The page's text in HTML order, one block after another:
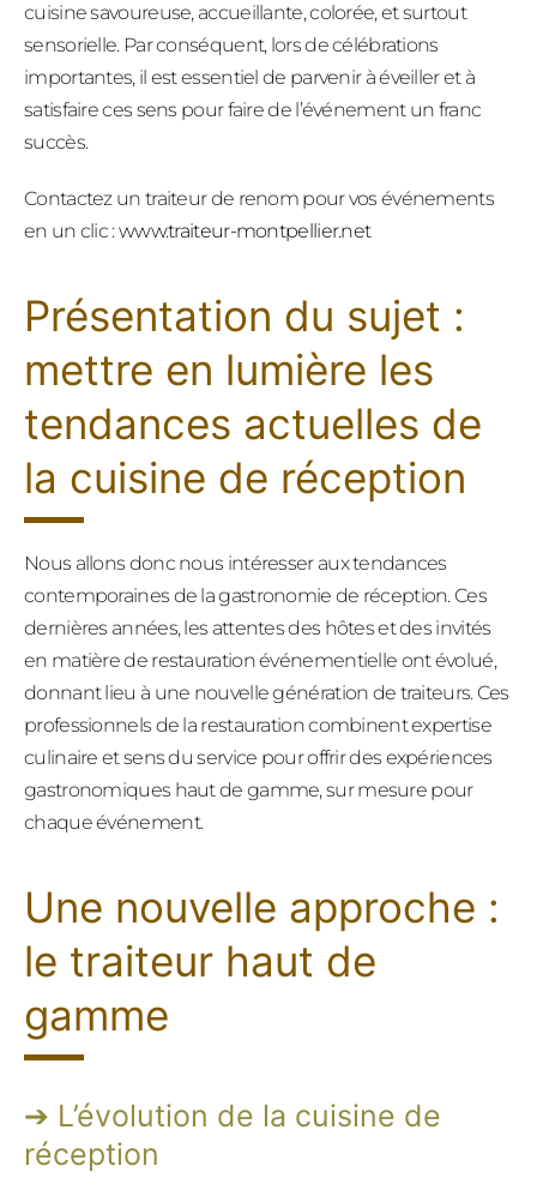
cuisine savoureuse, accueillante, colorée, et surtout
sensorielle. Par conséquent, lors de célébrations
importantes, il est essentiel de parvenir à éveiller et à
satisfaire ces sens pour faire de l’événement un franc
succès.
Contactez un traiteur de renom pour vos événements
en un clic :www.traiteur-montpellier.net
Présentation du sujet :
mettre en lumière les
tendances actuelles de
la cuisine de réception
Nous allons donc nous intéresser aux tendances
contemporaines de la gastronomie de réception. Ces
dernières années, les attentes des hôtes et des invités
en matière de restauration événementielle ont évolué,
donnant lieu à une nouvelle génération de traiteurs. Ces
professionnels de la restauration combinent expertise
culinaire et sens du service pour offrir des expériences
gastronomiques haut de gamme, sur mesure pour
chaque événement.
Une nouvelle approche :
le traiteur haut de
gamme
L’évolution de la cuisine de
réception